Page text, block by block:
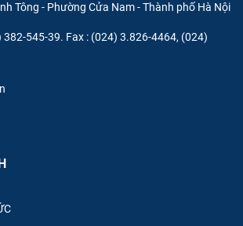
Tông - Phường Cửa Nam - Thành phố Hà Nội
545-39. Fax : (024) 3.826-4464, (024)